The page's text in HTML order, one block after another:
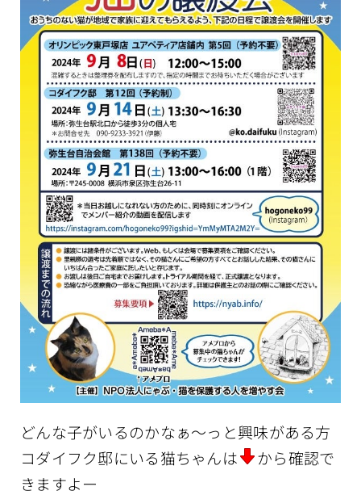
どんな子がいるのかなぁ〜っと興味がある方
コダイフク邸にいる猫ちゃんは
から確認で
きますよー